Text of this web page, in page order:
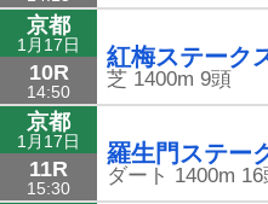
京都
1月17日
10R
14:50
紅梅ステーク
芝 1400m 9頭
京都
1月17日
11R
15:30
羅生門ステー
ダート 1400m